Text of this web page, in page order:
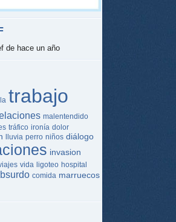
trabajo
malentendido
tráfico ironía dolor
lluvia perro niños diálogo
invasion
vida ligoteo hospital
comida marruecos